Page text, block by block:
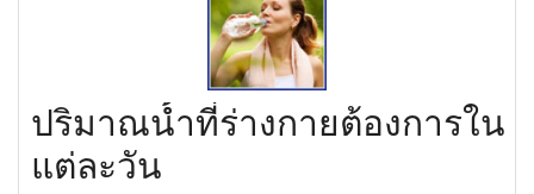
ปริมาณน้ำที่ร่างกายต้องการใน
แต่ละวัน